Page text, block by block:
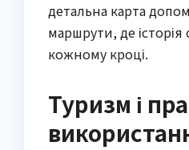
детальна карта
маршрути, де
кожному кроці.
Туризм і